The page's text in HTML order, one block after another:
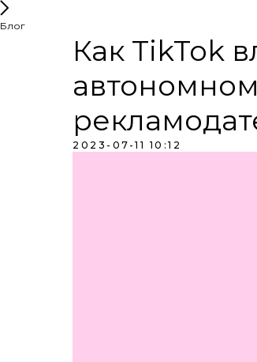
Блог
Как TikTok
2023-07-11 10:12